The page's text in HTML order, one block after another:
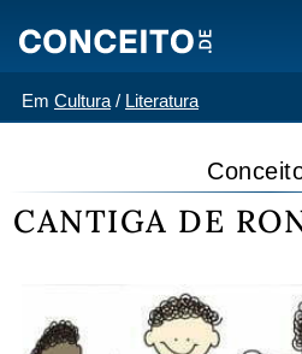
Em Cultura / Literatura
CANTIGA DE